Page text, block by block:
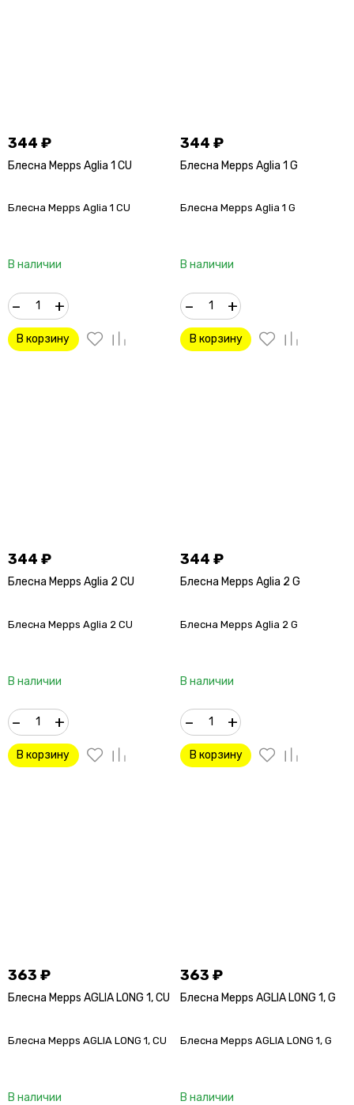
344 ₽
Блесна Mepps Aglia 1 CU
Блесна Mepps Aglia 1 CU
В наличии
– +
В корзину
344₽
Блесна Mepps Aglia 1 G
Блесна Mepps Aglia 1 G
В наличии
– +
В корзину
344 ₽
Блесна Mepps Aglia 2 CU
Блесна Mepps Aglia 2 CU
В наличии
– +
В корзину
344₽
Блесна Mepps Aglia 2 G
Блесна Mepps Aglia 2 G
В наличии
– +
В корзину
363 ₽
Блесна Mepps AGLIA LONG 1, CU
Блесна Mepps AGLIA LONG 1, CU
В наличии
363₽
Блесна Mepps AGLIA LONG 1, G
Блесна Mepps AGLIA LONG 1, G
В наличии